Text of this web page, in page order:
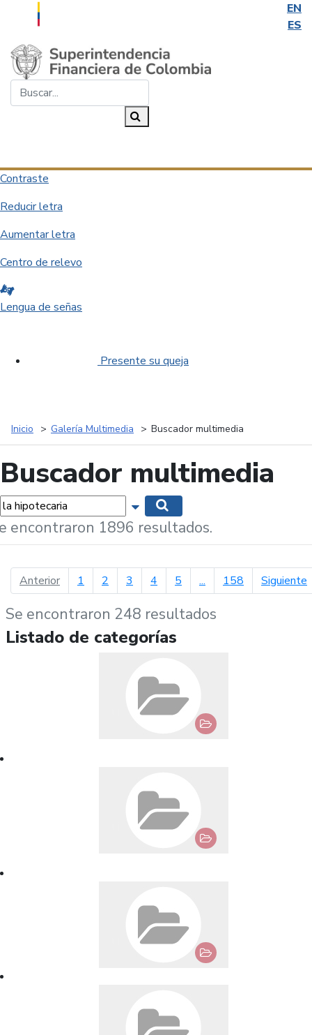
EN
ES
Saltar al contenido principal
Contraste
Reducir letra
Aumentar letra
Centro de relevo
Lengua de señas
Presente su queja
Inicio Galería Multimedia Buscador multimedia
Buscador multimedia
Mostrar opciones de búsqueda
encontraron 1896 resultados.
Anteriorpágina anterior
1 2 3 4 5 ... 158 Siguiente
Se encontraron 248 resultados
Listado de categorías